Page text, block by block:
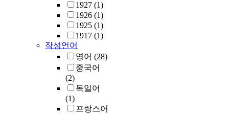
1927 (1)
1926 (1)
1925 (1)
1917 (1)
작성언어
영어 (28)
중국어
(2)
독일어
(1)
프랑스어